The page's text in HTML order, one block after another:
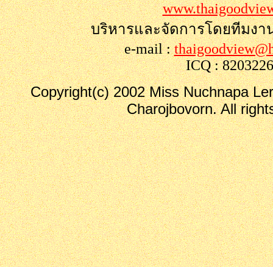
บริหารและจัดการโดยทีมง
e-mail :
ICQ :
Copyright(c) 2002 Miss Nuchnapa
Charojbovorn. All